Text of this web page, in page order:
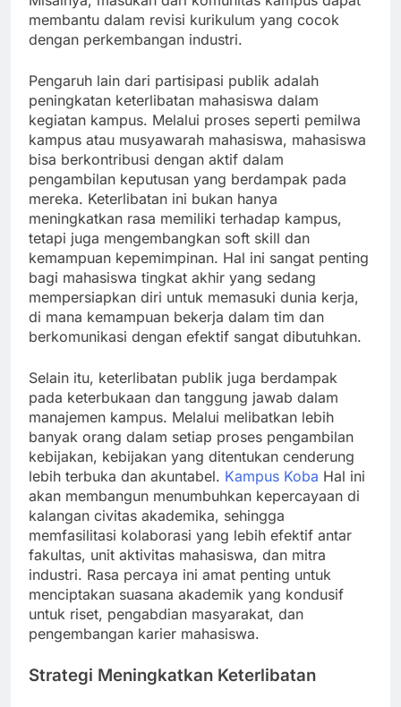
membantu dalam revisi kurikulum yang cocok
dengan perkembangan industri.
Pengaruh lain dari partisipasi publik adalah
peningkatan keterlibatan mahasiswa dalam
kegiatan kampus. Melalui proses seperti pemilwa
kampus atau musyawarah mahasiswa, mahasiswa
bisa berkontribusi dengan aktif dalam
pengambilan keputusan yang berdampak pada
mereka. Keterlibatan ini bukan hanya
meningkatkan rasa memiliki terhadap kampus,
tetapi juga mengembangkan soft skill dan
kemampuan kepemimpinan. Hal ini sangat penting
bagi mahasiswa tingkat akhir yang sedang
mempersiapkan diri untuk memasuki dunia kerja,
di mana kemampuan bekerja dalam tim dan
berkomunikasi dengan efektif sangat dibutuhkan.
Selain itu, keterlibatan publik juga berdampak
pada keterbukaan dan tanggung jawab dalam
manajemen kampus. Melalui melibatkan lebih
banyak orang dalam setiap proses pengambilan
kebijakan, kebijakan yang ditentukan cenderung
lebih terbuka dan akuntabel. Kampus Koba Hal ini
akan membangun menumbuhkan kepercayaan di
kalangan civitas akademika, sehingga
memfasilitasi kolaborasi yang lebih efektif antar
fakultas, unit aktivitas mahasiswa, dan mitra
industri. Rasa percaya ini amat penting untuk
menciptakan suasana akademik yang kondusif
untuk riset, pengabdian masyarakat, dan
pengembangan karier mahasiswa.
Strategi Meningkatkan Keterlibatan